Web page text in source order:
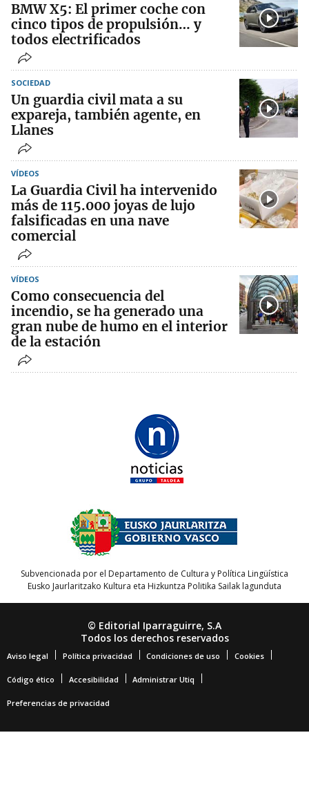
BMW X5: El primer coche con
cinco tipos de propulsión… y
todos electrificados
SOCIEDAD
Un guardia civil mata a su
expareja, también agente, en
Llanes
VÍDEOS
La Guardia Civil ha intervenido
más de 115.000 joyas de lujo
falsificadas en una nave
comercial
VÍDEOS
Como consecuencia del
incendio, se ha generado una
gran nube de humo en el interior
de la estación
Subvencionada por el Departamento de Cultura y Política Lingüística
Eusko Jaurlaritzako Kultura eta Hizkuntza Politika Sailak lagunduta
© Editorial Iparraguirre, S.A
Todos los derechos reservados
Aviso legal Política privacidad Condiciones de uso Cookies
Código ético Accesibilidad Administrar Utiq
Preferencias de privacidad